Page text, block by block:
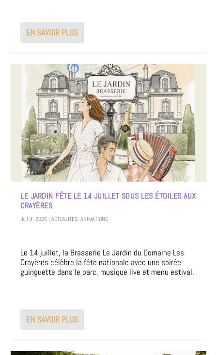
EN SAVOIR PLUS
LE JARDIN FÊTE LE 14 JUILLET SOUS LES ÉTOILES AUX
CRAYÈRES
Juil 4, 2026 |ACTUALITES,ANIMATIONS
Le 14 juillet, la Brasserie Le Jardin du Domaine Les
Crayères célèbre la fête nationale avec une soirée
guinguette dans le parc, musique live et menu estival.
EN SAVOIR PLUS